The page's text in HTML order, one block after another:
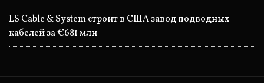
LS Cable & System строит в США завод подводных
кабелей за €681 млн